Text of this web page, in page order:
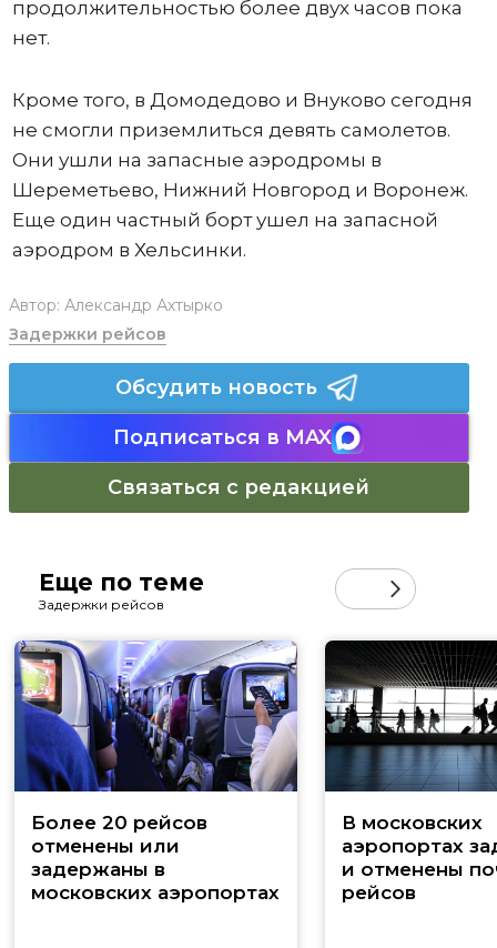
продолжительностью более двух часов пока
нет.
Кроме того, в Домодедово и Внуково сегодня
не смогли приземлиться девять самолетов.
Они ушли на запасные аэродромы в
Шереметьево, Нижний Новгород и Воронеж.
Еще один частный борт ушел на запасной
аэродром в Хельсинки.
Автор: Александр Ахтырко
Задержки рейсов
Обсудить новость
Подписаться в MAX
Связаться с редакцией
Еще по теме
Задержки рейсов
Более 20 рейсов
отменены или
задержаны в
московских аэропортах
В московских
аэропортах
и отменены
рейсов